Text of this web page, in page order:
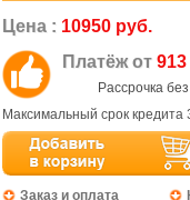
Цена : 10950 руб.
Платёж от
Рассрочка
Максимальный срок кредита
Заказ и оплата